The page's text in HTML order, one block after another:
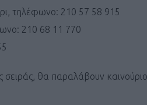
τηλέφωνο: 210 57 58 915
210 68 11 770
θα παραλάβουν